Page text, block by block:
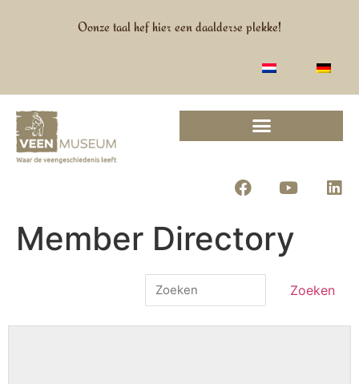
Oonze taal hef hier een daalderse plekke!
Member Directory